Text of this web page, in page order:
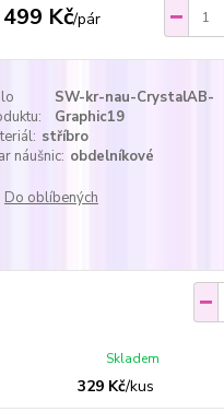
499 Kč/pár
SW-kr-nau-CrystalAB-
Graphic19
stříbro
náušnic: obdelníkové
Do oblíbených
329 Kč/kus
Skladem